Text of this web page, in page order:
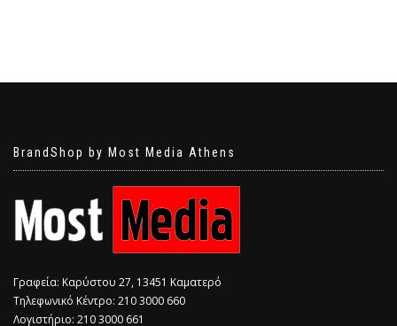
BrandShop by Most Media Athens
Γραφεία: Καρύστου 27, 13451 Καματερό
Τηλεφωνικό Κέντρο: 210 3000 660
Λογιστήριο: 210 3000 661